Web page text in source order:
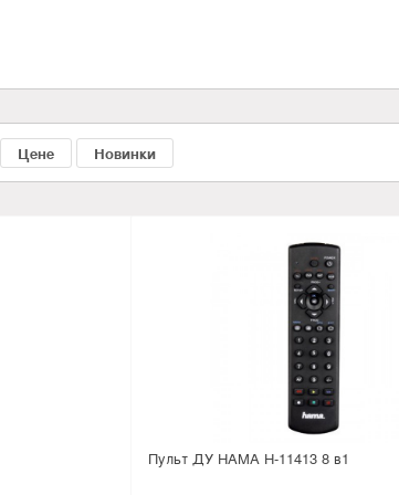
Цене Новинки
Пульт ДУ HAMA H-11413 8 в1